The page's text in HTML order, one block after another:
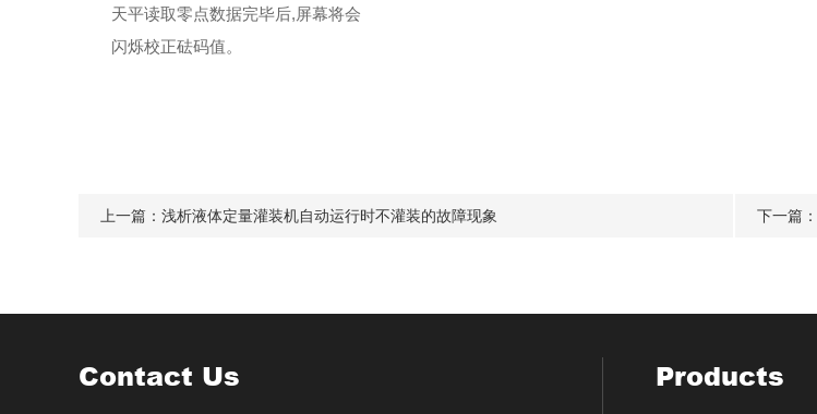
天平读取零点数据完毕后,屏幕将会
闪烁校正砝码值。
上一篇： 浅析液体定量灌装机自动运行时不灌装的故障现象 下一篇：
Contact Us Products